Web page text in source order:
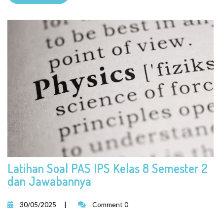
Latihan Soal PAS IPS Kelas 8 Semester 2
dan Jawabannya
30/05/2025 | Comment 0